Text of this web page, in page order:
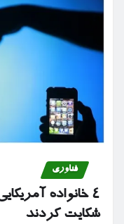
فناوری
۴ خانواده
شکایت کردند